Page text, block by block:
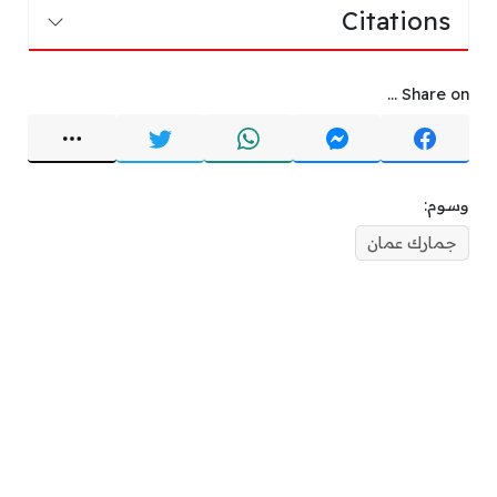
Citations
Share on ...
وسوم:
جمارك عمان